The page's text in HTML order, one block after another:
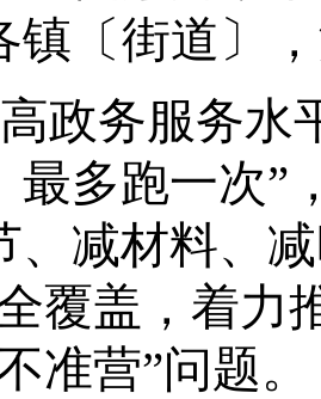
镇 〔街道 〕 ，
高政务服务水
最多跑一次”
、减材料、
覆盖，着力
准营”问题。